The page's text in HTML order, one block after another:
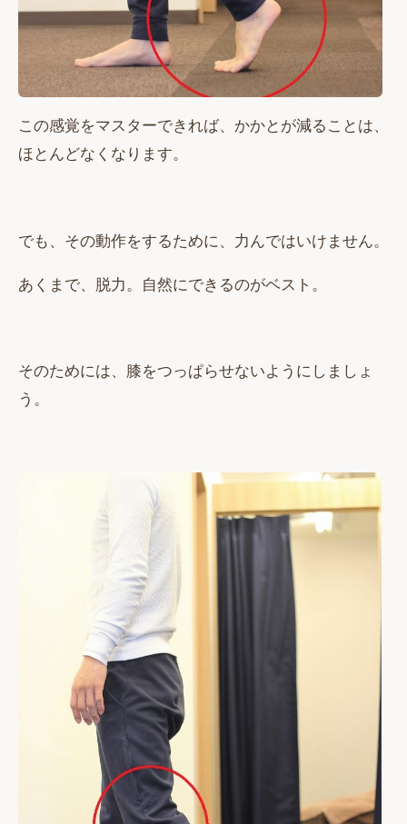
この感覚をマスターできれば、かかとが減ることは、
ほとんどなくなります。
でも、その動作をするために、力んではいけません。
あくまで、脱力。自然にできるのがベスト。
そのためには、膝をつっぱらせないようにしましょ
う。